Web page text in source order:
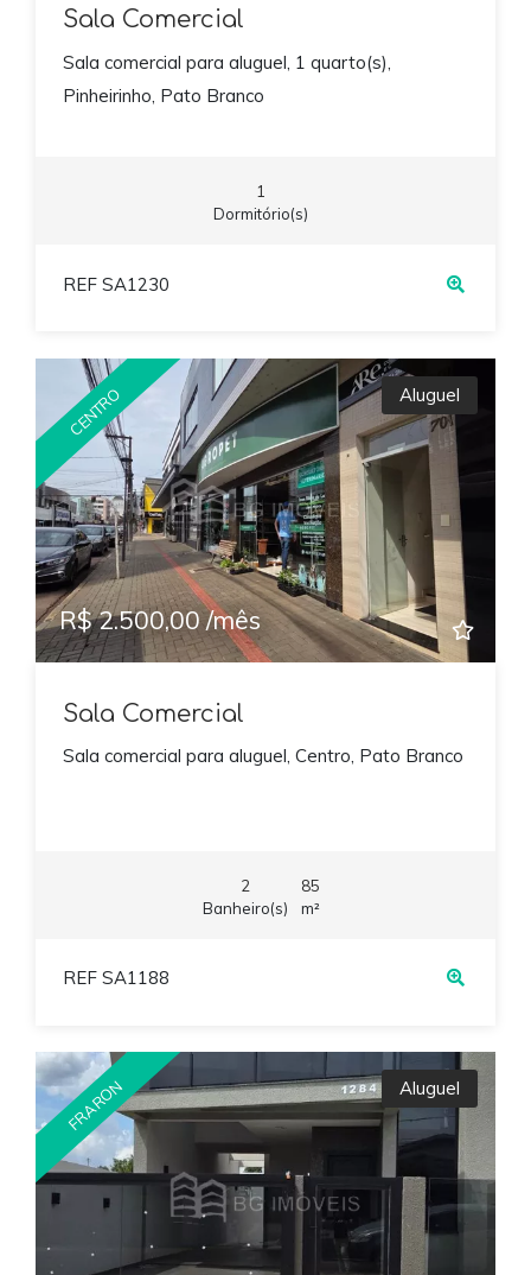
Sala Comercial
Sala comercial para aluguel, 1 quarto(s),
Pinheirinho, Pato Branco
1
Dormitório(s)
REF SA1230
CENTRO Aluguel
R$ 2.500,00 /mês
Sala Comercial
Sala comercial para aluguel, Centro, Pato Branco
2
Banheiro(s)
85
m²
REF SA1188
FRARON Aluguel